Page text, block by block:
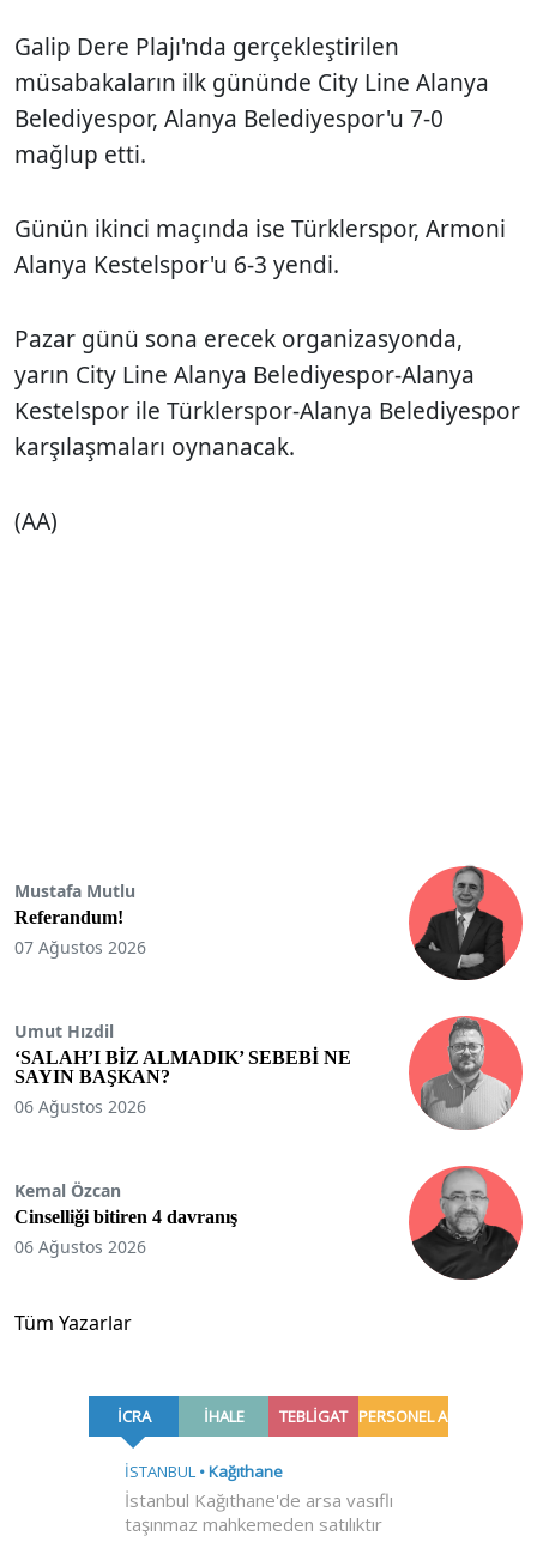
Galip Dere Plajı'nda gerçekleştirilen
müsabakaların ilk gününde City Line Alanya
Belediyespor, Alanya Belediyespor'u 7-0
mağlup etti.
Günün ikinci maçında ise Türklerspor, Armoni
Alanya Kestelspor'u 6-3 yendi.
Pazar günü sona erecek organizasyonda,
yarın City Line Alanya Belediyespor-Alanya
Kestelspor ile Türklerspor-Alanya Belediyespor
karşılaşmaları oynanacak.
(AA)
Mustafa Mutlu
Referandum!
07 Ağustos 2026
Umut Hızdil
‘SALAH’I BİZ ALMADIK’ SEBEBİ NE
SAYIN BAŞKAN?
06 Ağustos 2026
Kemal Özcan
Cinselliği bitiren 4 davranış
06 Ağustos 2026
Tüm Yazarlar